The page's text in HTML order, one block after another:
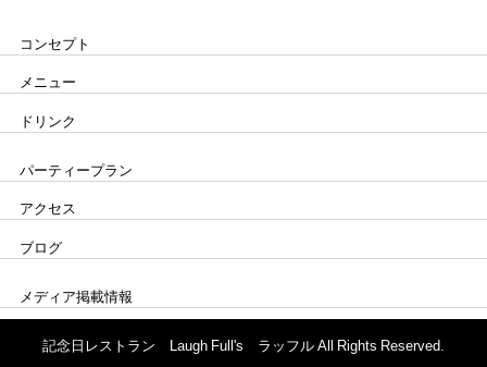
コンセプト
メニュー
ドリンク
パーティープラン
アクセス
ブログ
メディア掲載情報
記念日レストラン Laugh Full's ラッフル All Rights Reserved.